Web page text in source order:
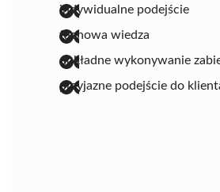
indywidualne podejście
fachowa wiedza
dokładne wykonywanie
przyjazne podejście do